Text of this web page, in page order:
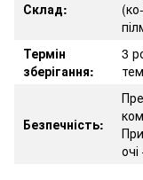
Склад:
Термін
зберігання:
3
Безпечність: